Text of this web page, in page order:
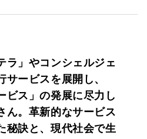
ラ」やコンシェルジェ
ービスを展開し、
ビス」の発展に尽力し
ん。革新的なサービス
秘訣と、現代社会で生